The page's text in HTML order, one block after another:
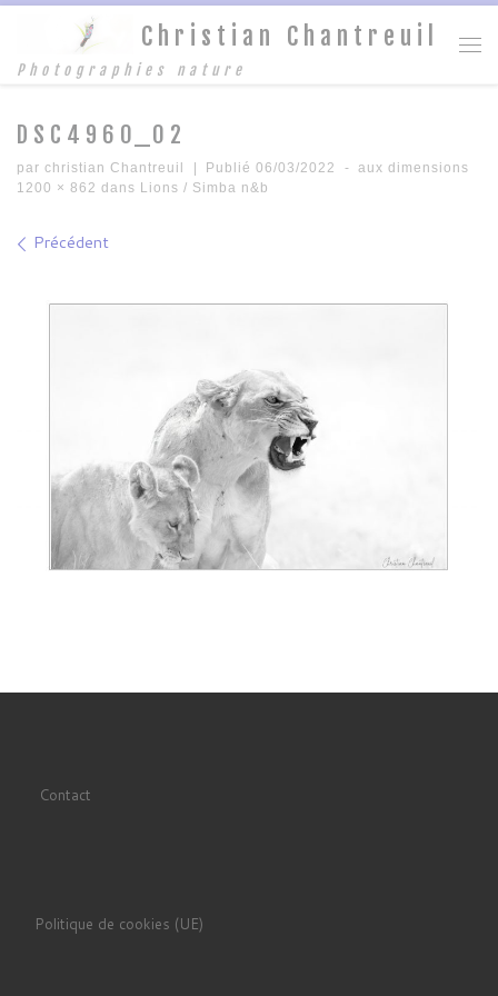
Passer au contenuChristian Chantreuil
Photographies nature
DSC4960_02
par christian Chantreuil Publié06/03/2022 - aux dimensions
1200 × 862 dans Lions / Simba n&b
Navigation des images
Précédent
Contact
Politique de cookies (UE)